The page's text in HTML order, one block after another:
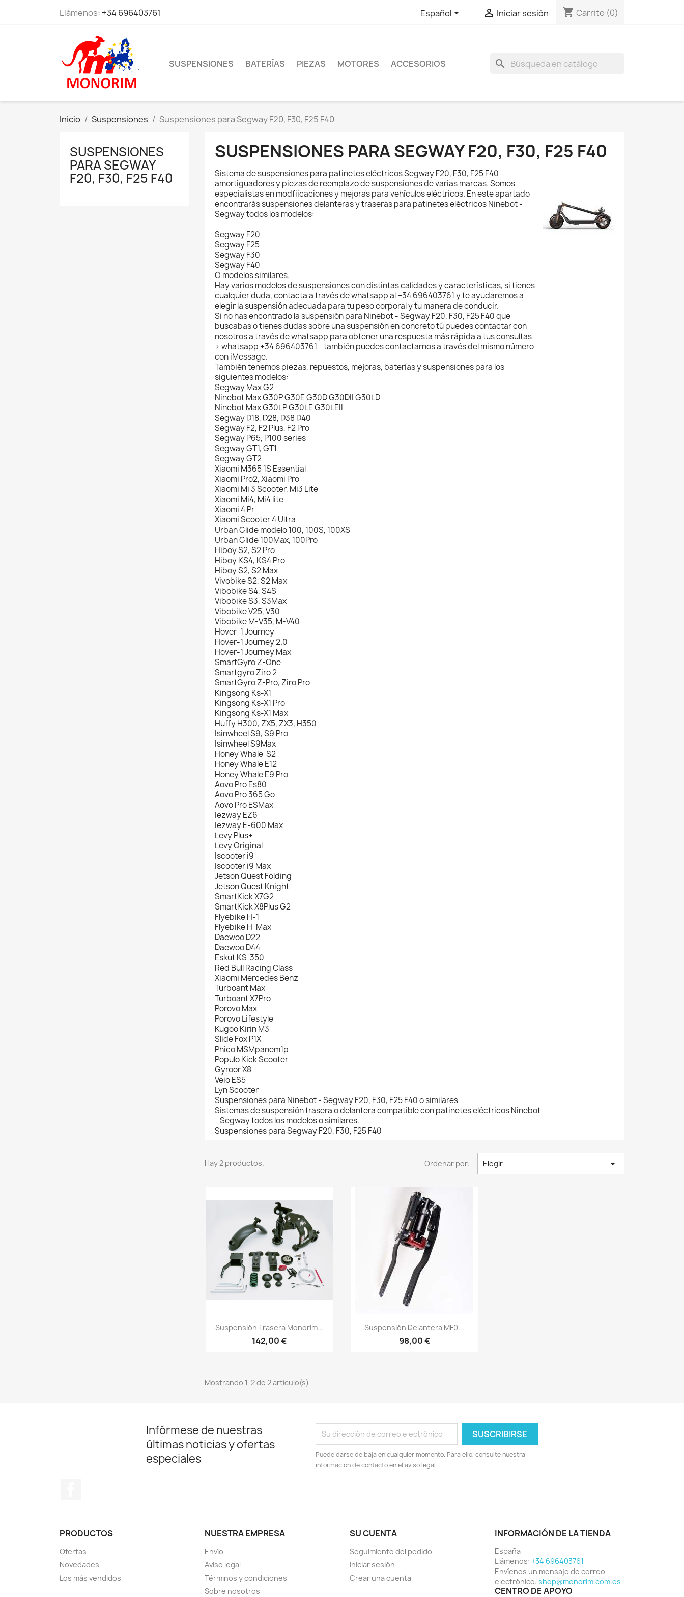
Llámenos: +34 696403761 Español  Iniciar sesión shopping_cart Carrito (0)
SUSPENSIONES BATERÍAS PIEZAS MOTORES ACCESORIOS search
Inicio Suspensiones Suspensiones para Segway F20, F30, F25 F40
SUSPENSIONES
PARA SEGWAY
F20, F30, F25 F40
SUSPENSIONES PARA SEGWAY F20, F30, F25 F40
Sistema de suspensiones para patinetes eléctricos Segway F20, F30, F25 F40
amortiguadores y piezas de reemplazo de suspensiones de varias marcas. Somos
especialistas en modfiicaciones y mejoras para vehículos eléctricos. En este apartado
encontrarás suspensiones delanteras y traseras para patinetes eléctricos Ninebot -
Segway todos los modelos:
Segway F20
Segway F25
Segway F30
Segway F40
O modelos similares.
Hay varios modelos de suspensiones con distintas calidades y características, si tienes
cualquier duda, contacta a través de whatsapp al +34 696403761 y te ayudaremos a
elegir la suspensión adecuada para tu peso corporal y tu manera de conducir.
Si no has encontrado la suspensión para Ninebot - Segway F20, F30, F25 F40 que
buscabas o tienes dudas sobre una suspensión en concreto tú puedes contactar con
nosotros a través de whatsapp para obtener una respuesta más rápida a tus consultas --
> whatsapp +34 696403761 - también puedes contactarnos a través del mismo número
con iMessage.
También tenemos piezas, repuestos, mejoras, baterías y suspensiones para los
siguientes modelos:
Segway Max G2
Ninebot Max G30P G30E G30D G30DII G30LD
Ninebot Max G30LP G30LE G30LEII
Segway D18, D28, D38 D40
Segway F2, F2 Plus, F2 Pro
Segway P65, P100 series
Segway GT1, GT1
Segway GT2
Xiaomi M365 1S Essential
Xiaomi Pro2, Xiaomi Pro
Xiaomi Mi 3 Scooter, Mi3 Lite
Xiaomi Mi4, Mi4 lite
Xiaomi 4 Pr
Xiaomi Scooter 4 Ultra
Urban Glide modelo 100, 100S, 100XS
Urban Glide 100Max, 100Pro
Hiboy S2, S2 Pro
Hiboy KS4, KS4 Pro
Hiboy S2, S2 Max
Vivobike S2, S2 Max
Vibobike S4, S4S
Vibobike S3, S3Max
Vibobike V25, V30
Vibobike M-V35, M-V40
Hover-1 Journey
Hover-1 Journey 2.0
Hover-1 Journey Max
SmartGyro Z-One
Smartgyro Ziro 2
SmartGyro Z-Pro, Ziro Pro
Kingsong Ks-X1
Kingsong Ks-X1 Pro
Kingsong Ks-X1 Max
Huffy H300, ZX5, ZX3, H350
Isinwheel S9, S9 Pro
Isinwheel S9Max
Honey Whale S2
Honey Whale E12
Honey Whale E9 Pro
Aovo Pro Es80
Aovo Pro 365 Go
Aovo Pro ESMax
Iezway EZ6
Iezway E-600 Max
Levy Plus+
Levy Original
Iscooter i9
Iscooter i9 Max
Jetson Quest Folding
Jetson Quest Knight
SmartKick X7G2
SmartKick X8Plus G2
Flyebike H-1
Flyebike H-Max
Daewoo D22
Daewoo D44
Eskut KS-350
Red Bull Racing Class
Xiaomi Mercedes Benz
Turboant Max
Turboant X7Pro
Porovo Max
Porovo Lifestyle
Kugoo Kirin M3
Slide Fox P1X
Phico MSMpanem1p
Populo Kick Scooter
Gyroor X8
Veio ES5
Lyn Scooter
Suspensiones para Ninebot - Segway F20, F30, F25 F40 o similares
Sistemas de suspensión trasera o delantera compatible con patinetes eléctricos Ninebot
- Segway todos los modelos o similares.
Suspensiones para Segway F20, F30, F25 F40
Hay 2 productos. Ordenar por: Elegir 
Vista rápida
Suspensión Trasera Monorim...
142,00 €
Vista rápida
Suspensión Delantera MF0...
98,00 €
Mostrando 1-2 de 2 artículo(s)
Infórmese de nuestras
últimas noticias y ofertas
especiales
Puede darse de baja en cualquier momento. Para ello, consulte nuestra
información de contacto en el aviso legal.
PRODUCTOS
Ofertas
Novedades
Los más vendidos
NUESTRA EMPRESA
Envío
Aviso legal
Términos y condiciones
Sobre nosotros
SU CUENTA
Seguimiento del pedido
Iniciar sesión
Crear una cuenta
INFORMACIÓN DE LA TIENDA
España
Llámenos: +34 696403761
Envíenos un mensaje de correo
electrónico: shop@monorim.com.es
CENTRO DE APOYO